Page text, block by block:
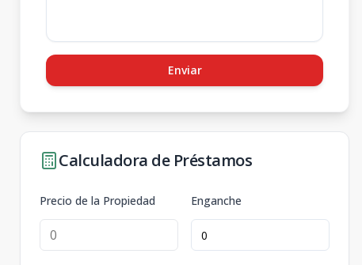
Enviar
Calculadora de Préstamos
Precio de la Propiedad Enganche